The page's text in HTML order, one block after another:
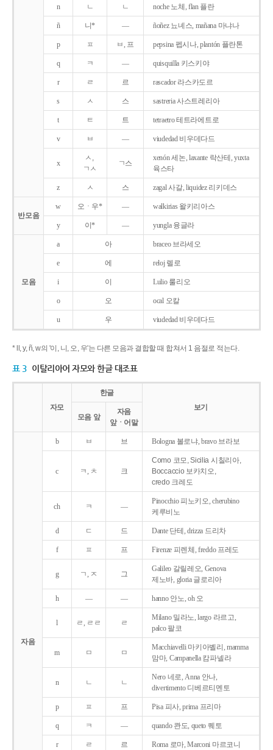
n ㄴ ㄴ noche 노체, flan 플란
ñ 니* ― ñoñez 뇨녜스, mañana 마냐나
p ㅍ ㅂ, 프 pepsina 펩시나, plantón 플란톤
q ㅋ ― quisquilla 키스키야
r ㄹ 르 rascador 라스카도르
s ㅅ 스 sastreria 사스트레리아
t ㅌ 트 tetraetro 테트라에트로
v ㅂ ― viudedad 비우데다드
x
ㅅ,
ㄱㅅ
ㄱ스
xenón 세논, laxante 락산테, yuxta
육스타
z ㅅ 스 zagal 사갈, liquidez 리키데스
반모음
w 오ㆍ우* ― walkirias 왈키리아스
y 이* ― yungla 융글라
모음
a 아 braceo 브라세오
e 에 reloj 렐로
i 이 Lulio 룰리오
o 오 ocal 오칼
u 우 viudedad 비우데다드
* ll, y, ñ, w의 '이, 니, 오, 우'는 다른 모음과 결합할 때 합쳐서 1 음절로 적는다.
표 3 이탈리아어 자모와 한글 대조표
자모
한글
보기
모음 앞
자음
앞ㆍ어말
자음
b ㅂ 브 Bologna 볼로냐, bravo 브라보
c ㅋ, ㅊ 크
Como 코모, Sicilia 시칠리아,
Boccaccio 보카치오,
credo 크레도
ch ㅋ ―
Pinocchio 피노키오, cherubino
케루비노
d ㄷ 드 Dante 단테, drizza 드리차
f ㅍ 프 Firenze 피렌체, freddo 프레도
g ㄱ, ㅈ 그
Galileo 갈릴레오, Genova
제노바, gloria 글로리아
h ― ― hanno 안노, oh 오
l ㄹ, ㄹㄹ ㄹ
Milano 밀라노, largo 라르고,
palco 팔코
m ㅁ ㅁ
Macchiavelli 마키아벨리, mamma
맘마, Campanella 캄파넬라
n ㄴ ㄴ
Nero 네로, Anna 안나,
divertimento 디베르티멘토
p ㅍ 프 Pisa 피사, prima 프리마
q ㅋ ― quando 콴도, queto 퀘토
r ㄹ 르 Roma 로마, Marconi 마르코니